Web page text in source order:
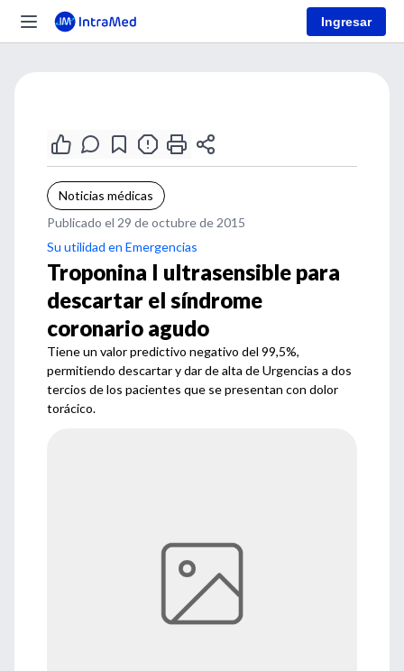
Ingresar
Noticias médicas
Publicado el 29 de octubre de 2015
Su utilidad en Emergencias
Troponina I ultrasensible para
descartar el síndrome
coronario agudo
Tiene un valor predictivo negativo del 99,5%,
permitiendo descartar y dar de alta de Urgencias a dos
tercios de los pacientes que se presentan con dolor
torácico.